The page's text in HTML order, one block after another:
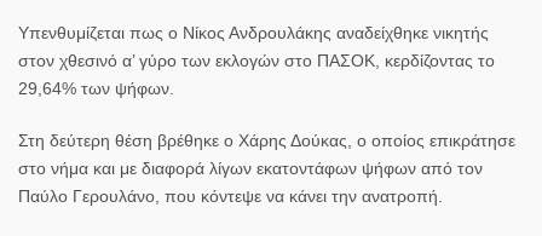
Υπενθυμίζεται πως ο Νίκος Ανδρουλάκης αναδείχθηκε νικητής
στον χθεσινό α’ γύρο των εκλογών στο ΠΑΣΟΚ, κερδίζοντας το
29,64% των ψήφων.
Στη δεύτερη θέση βρέθηκε ο Χάρης Δούκας , ο οποίος επικράτησε
στο νήμα και με διαφορά λίγων εκατοντάφων ψήφων από τον
Παύλο Γερουλάνο, που κόντεψε να κάνει την ανατροπή.